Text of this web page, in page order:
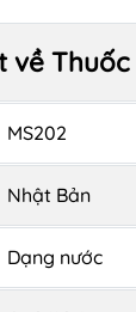
về
MS202
Nhật Bản
Dạng nước